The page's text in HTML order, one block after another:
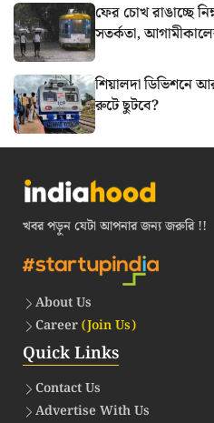
ফের চোখ রাঙাচ্ছে
সতর্কতা,
শিয়ালদা
রুটে ছুটবে?
খবর পড়ুন যেটা আপনার জন্য জরুরি !!
About Us
Career(Join Us)
Quick Links
Contact Us
Advertise With Us